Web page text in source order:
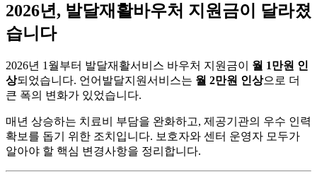
2026년, 발달재활바우처 지원금이 달라졌
습니다
2026년 1월부터 발달재활서비스 바우처 지원금이 월 1만원 인
상되었습니다. 언어발달지원서비스는 월 2만원 인상으로 더
큰 폭의 변화가 있었습니다.
매년 상승하는 치료비 부담을 완화하고, 제공기관의 우수 인력
확보를 돕기 위한 조치입니다. 보호자와 센터 운영자 모두가
알아야 할 핵심 변경사항을 정리합니다.